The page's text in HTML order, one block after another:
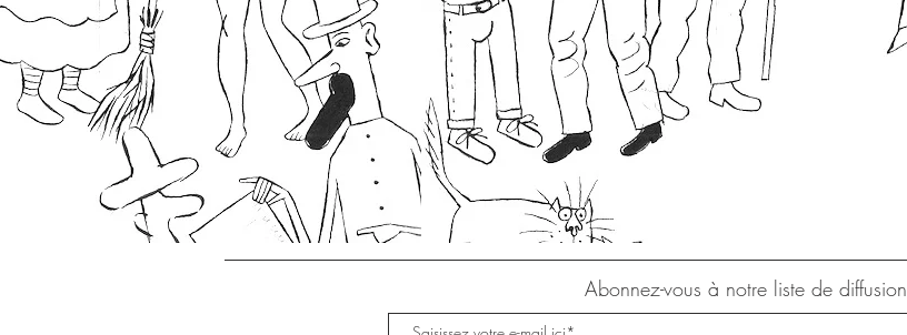
Mentions légales
Abonnez-vous à notre liste de diffusion